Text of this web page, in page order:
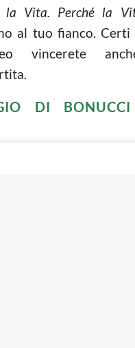
la Vita. Perché la
al tuo fianco.
vincerete
DI